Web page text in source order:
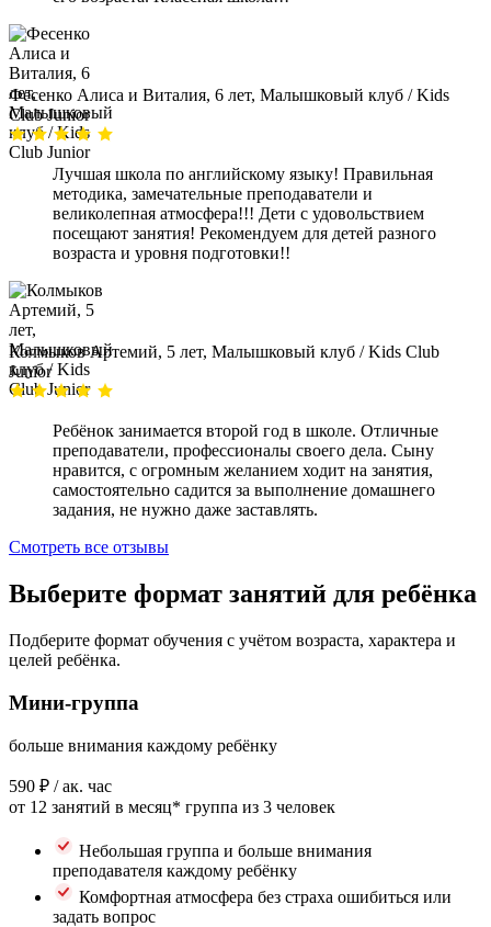
Фесенко Алиса и Виталия, 6 лет, Малышковый клуб / Kids
Club Junior
Лучшая школа по английскому языку! Правильная
методика, замечательные преподаватели и
великолепная атмосфера!!! Дети с удовольствием
посещают занятия! Рекомендуем для детей разного
возраста и уровня подготовки!!
Колмыков Артемий, 5 лет, Малышковый клуб / Kids Club
Junior
Ребёнок занимается второй год в школе. Отличные
преподаватели, профессионалы своего дела. Сыну
нравится, с огромным желанием ходит на занятия,
самостоятельно садится за выполнение домашнего
задания, не нужно даже заставлять.
Смотреть все отзывы
Выберите формат занятий для ребёнка
Подберите формат обучения с учётом возраста, характера и
целей ребёнка.
Мини-группа
больше внимания каждому ребёнку
590 ₽ / ак. час
от 12 занятий в месяц* группа из 3 человек
Небольшая группа и больше внимания
преподавателя каждому ребёнку
Комфортная атмосфера без страха ошибиться или
задать вопрос